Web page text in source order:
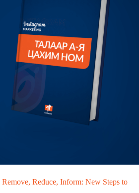
Remove, Reduce, Inform: New Steps to